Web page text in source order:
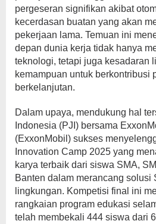
pergeseran signifikan akibat
kecerdasan buatan yang akan
pekerjaan lama. Temuan ini
depan dunia kerja tidak hanya
teknologi, tetapi juga kesadaran
kemampuan untuk berkontribusi
berkelanjutan.
Dalam upaya, mendukung hal
Indonesia (PJI) bersama
(ExxonMobil) sukses
Innovation Camp 2025 yang
karya terbaik dari siswa SMA,
Banten dalam merancang solusi
lingkungan. Kompetisi final ini
rangkaian program edukasi
telah membekali 444 siswa dari